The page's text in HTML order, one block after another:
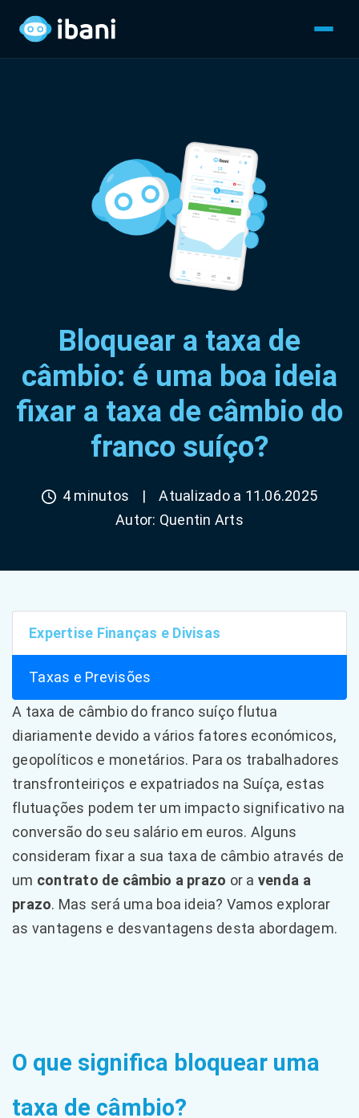
Bloquear a taxa de
câmbio: é uma boa ideia
fixar a taxa de câmbio do
franco suíço?
4 minutos |
Atualizado a 11.06.2025
Autor: Quentin Arts
Expertise Finanças e Divisas
Taxas e Previsões
A taxa de câmbio do franco suíço flutua
diariamente devido a vários fatores económicos,
geopolíticos e monetários. Para os trabalhadores
transfronteiriços e expatriados na Suíça, estas
flutuações podem ter um impacto significativo na
conversão do seu salário em euros. Alguns
consideram fixar a sua taxa de câmbio através de
um contrato de câmbio a prazo or a venda a
prazo. Mas será uma boa ideia? Vamos explorar
as vantagens e desvantagens desta abordagem.
O que significa bloquear uma
taxa de câmbio?